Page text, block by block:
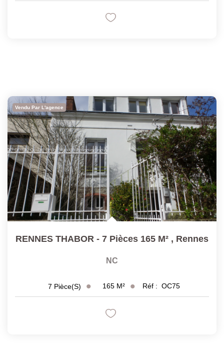
Vendu Par L'agence
RENNES THABOR - 7 Pièces 165 M² , Rennes
NC
7 Pièce(s) 165 M² Réf : OC75